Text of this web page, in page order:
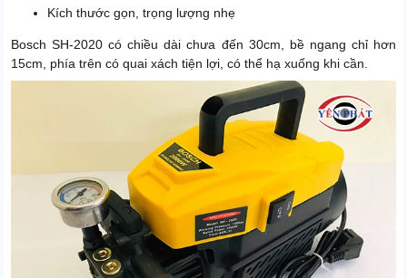
Kích thước gọn, trọng lượng nhẹ
Bosch SH-2020 có chiều dài chưa đến 30cm, bề ngang chỉ hơn
15cm, phía trên có quai xách tiện lợi, có thể hạ xuống khi cần.